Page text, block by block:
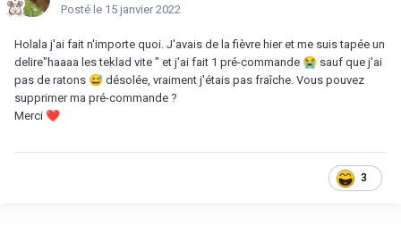
Posté le 15 janvier 2022
Holala j'ai fait n'importe quoi. J'avais de la fièvre hier et me suis tapée un
delire"haaaa les teklad vite " et j'ai fait 1 pré-commande 😭 sauf que j'ai
pas de ratons 😅 désolée, vraiment j'étais pas fraîche. Vous pouvez
supprimer ma pré-commande ?
Merci ❤️
3